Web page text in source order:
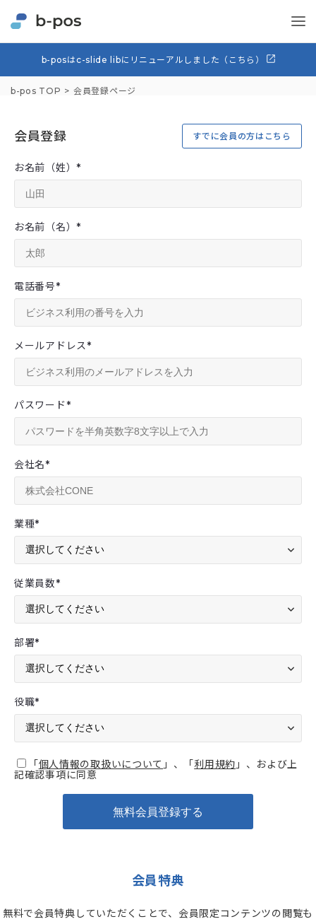
b-posはc-slide libにリニューアルしました（こちら）
b-pos TOP 会員登録ページ
会員登録 すでに会員の方はこちら
お名前（姓）*
お名前（名）*
電話番号*
メールアドレス*
パスワード*
会社名*
業種*
従業員数*
部署*
役職*
「個人情報の取扱いについて 」、「利用規約 」、および上
記確認事項に同意
会員特典
無料で会員特典していただくことで、会員限定コンテンツの閲覧も